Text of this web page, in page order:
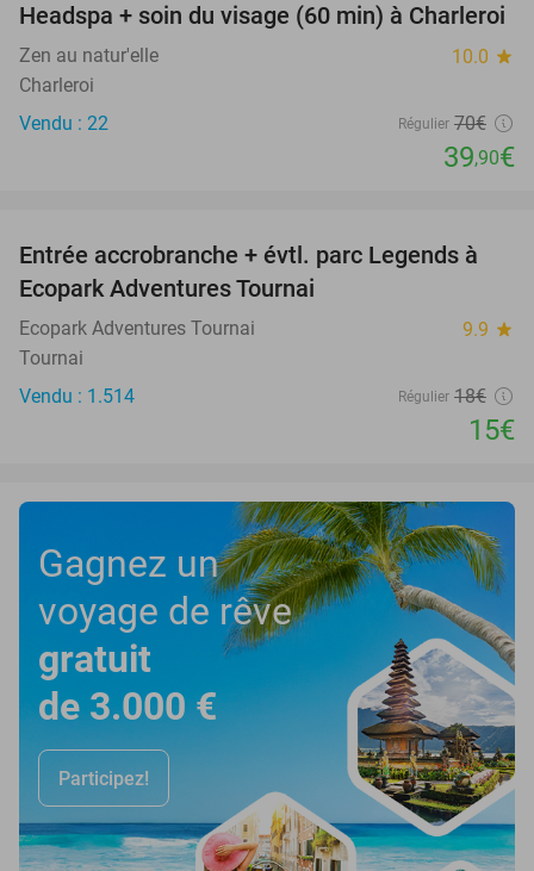
43%
Headspa + soin du visage (60 min) à Charleroi
Zen au natur'elle 10.0 star
Charleroi
Vendu : 22
Régulier 70€
39,90€
17%
Entrée accrobranche + évtl. parc Legends à
Ecopark Adventures Tournai
Ecopark Adventures Tournai 9.9 star
Tournai
Vendu : 1.514
Régulier 18€
15€
Gagnez un
voyage de rêve
gratuit
de 3.000 €
Participez!